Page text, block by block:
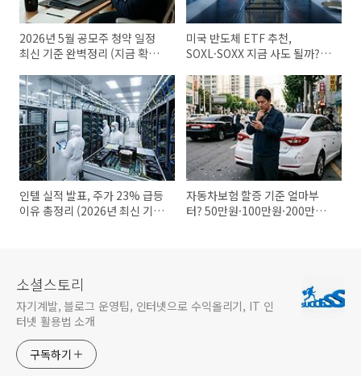
2026년 5월 공모주 청약 일정
최신 기준 완벽정리 (지금 확인
미국 반도체 ETF 추천,
SOXL·SOXX 지금 사도 될까?
인텔 실적 발표, 주가 23% 급등
이유 총정리 (2026년 최신 기
자동차보험 할증 기준 얼마부
터? 50만원·100만원·200만원
소셜스토리
자기계발, 블로그 운영팁, 인터넷으로 수익올리기, IT 인
터넷 활용법 소개
구독하기